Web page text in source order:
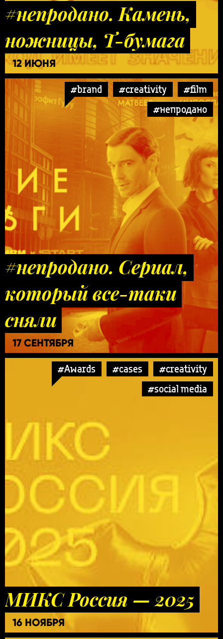
#непродано. Камень,
ножницы, Т-бумага
12 ИЮНЯ
#brand #creativity
#film
#непродано
#непродано. Сериал,
который все-таки
сняли
17 СЕНТЯБРЯ
#Awards #cases
#creativity
#social media
МИКС Россия — 2025
16 НОЯБРЯ